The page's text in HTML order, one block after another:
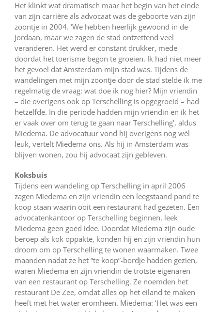
Het klinkt wat dramatisch maar het begin van het einde
van zijn carrière als advocaat was de geboorte van zijn
zoontje in 2004. ‘We hebben heerlijk gewoond in de
Jordaan, maar we zagen de stad ontzettend veel
veranderen. Het werd er constant drukker, mede
doordat het toerisme begon te groeien. Ik had niet meer
het gevoel dat Amsterdam mijn stad was. Tijdens de
wandelingen met mijn zoontje door de stad stelde ik me
regelmatig de vraag: wat doe ik nog hier? Mijn vriendin
– die overigens ook op Terschelling is opgegroeid – had
hetzelfde. In die periode hadden mijn vriendin en ik het
er vaak over om terug te gaan naar Terschelling’, aldus
Miedema. De advocatuur vond hij overigens nog wél
leuk, vertelt Miedema ons. Als hij in Amsterdam was
blijven wonen, zou hij advocaat zijn gebleven.
Koksbuis
Tijdens een wandeling op Terschelling in april 2006
zagen Miedema en zijn vriendin een leegstaand pand te
koop staan waarin ooit een restaurant had gezeten. Een
advocatenkantoor op Terschelling beginnen, leek
Miedema geen goed idee. Doordat Miedema zijn oude
beroep als kok oppakte, konden hij en zijn vriendin hun
droom om op Terschelling te wonen waarmaken. Twee
maanden nadat ze het “te koop”-bordje hadden gezien,
waren Miedema en zijn vriendin de trotste eigenaren
van een restaurant op Terschelling. Ze noemden het
restaurant De Zee, omdat alles op het eiland te maken
heeft met het water eromheen. Miedema: ‘Het was een